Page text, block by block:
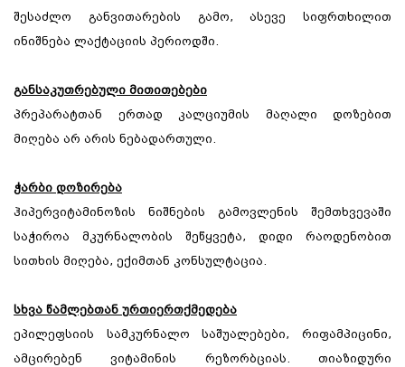
შესაძლო განვითარების გამო, ასევე სიფრთხილით
ინიშნება ლაქტაციის პერიოდში.
განსაკუთრებული მითითებები
პრეპარატთან ერთად კალციუმის მაღალი დოზებით
მიღება არ არის ნებადართული.
ჭარბი დოზირება
ჰიპერვიტამინოზის ნიშნების გამოვლენის შემთხვევაში
საჭიროა მკურნალობის შეწყვეტა, დიდი რაოდენობით
სითხის მიღება, ექიმთან კონსულტაცია.
სხვა წამლებთან ურთიერთქმედება
ეპილეფსიის სამკურნალო საშუალებები, რიფამპიცინი,
ამცირებენ ვიტამინის რეზორბციას. თიაზიდური